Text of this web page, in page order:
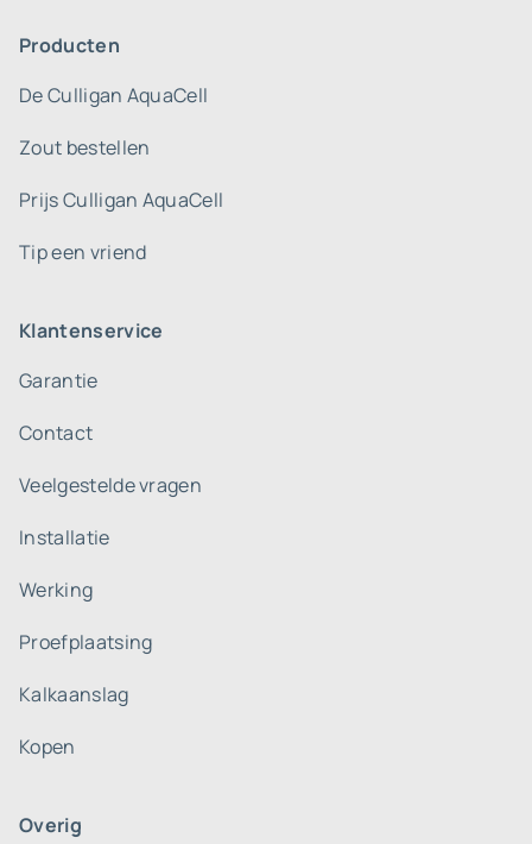
Producten
De Culligan AquaCell
Zout bestellen
Prijs Culligan AquaCell
Tip een vriend
Klantenservice
Garantie
Contact
Veelgestelde vragen
Installatie
Werking
Proefplaatsing
Kalkaanslag
Kopen
Overig